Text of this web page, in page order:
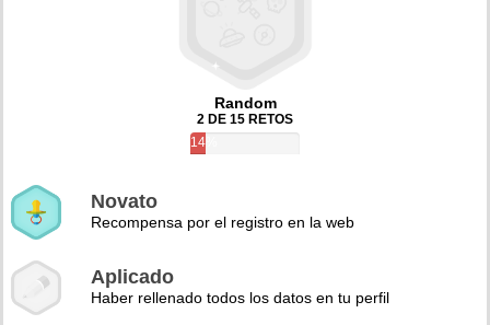
Random
2 DE 15 RETOS
14%
Novato
Recompensa por el registro en la web
Aplicado
Haber rellenado todos los datos en tu perfil